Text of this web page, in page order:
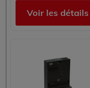
Voir les détails